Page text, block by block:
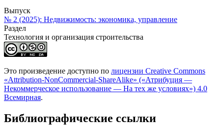
Выпуск
№ 2 (2025): Недвижимость: экономика, управление
Раздел
Технология и организация строительства
Это произведение доступно по лицензии Creative Commons
«Attribution-NonCommercial-ShareAlike» («Атрибуция —
Некоммерческое использование — На тех же условиях») 4.0
Всемирная.
Библиографические ссылки